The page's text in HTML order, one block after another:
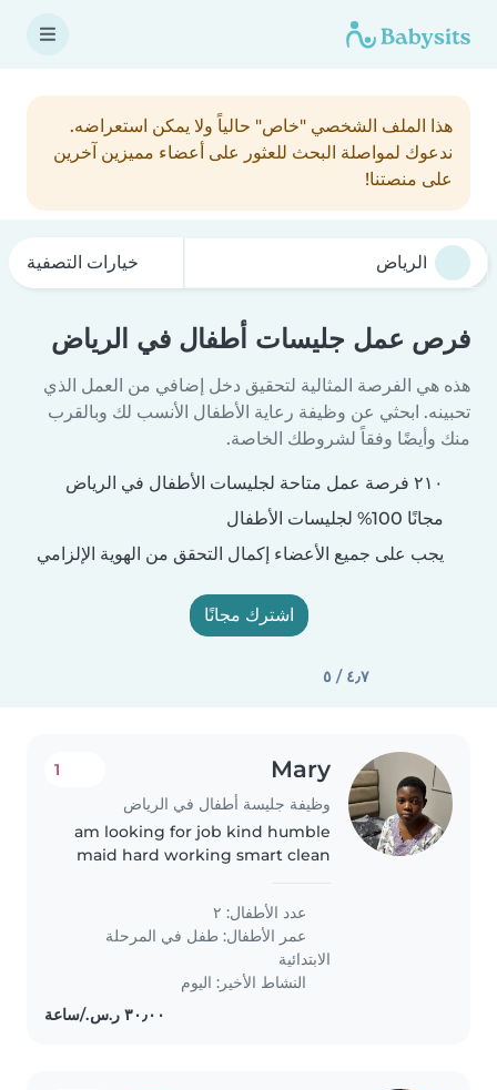
هذا الملف الشخصي "خاص" حالياً ولا يمكن استعراضه.
ندعوك لمواصلة البحث للعثور على أعضاء مميزين آخرين
على منصتنا!
خيارات التصفية
فرص عمل جليسات أطفال في الرياض
هذه هي الفرصة المثالية لتحقيق دخل إضافي من العمل الذي
تحبينه. ابحثي عن وظيفة رعاية الأطفال الأنسب لك وبالقرب
منك وأيضًا وفقاً لشروطك الخاصة.
٢١٠ فرصة عمل متاحة لجليسات الأطفال في الرياض
مجانًا 100% لجليسات الأطفال
يجب على جميع الأعضاء إكمال التحقق من الهوية الإلزامي
اشترك مجانًا
٤٫٧ / ٥
Mary
وظيفة جليسة أطفال في الرياض
1
am looking for job kind humble
maid hard working smart clean
عدد الأطفال: ٢
عمر الأطفال: طفل في المرحلة
الابتدائية
النشاط الأخير: اليوم